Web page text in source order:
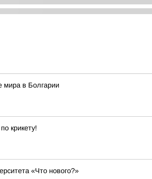
мира в Болгарии
крикету!
«Что нового?»